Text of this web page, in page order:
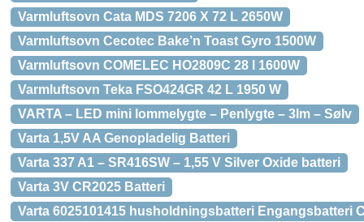
Varmluftsovn Cata MDS 7206 X 72 L 2650W
Varmluftsovn Cecotec Bake’n Toast Gyro 1500W
Varmluftsovn COMELEC HO2809C 28 l 1600W
Varmluftsovn Teka FSO424GR 42 L 1950 W
VARTA – LED mini lommelygte – Penlygte – 3lm – Sølv
Varta 1,5V AA Genopladelig Batteri
Varta 337 A1 – SR416SW – 1,55 V Silver Oxide batteri
Varta 3V CR2025 Batteri
Varta 6025101415 husholdningsbatteri Engangsbatteri